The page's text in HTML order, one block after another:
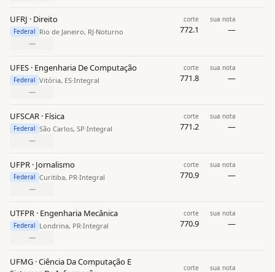
UFRJ · Direito
Federal Rio de Janeiro, RJ·Noturno
corte
772.1
sua nota
—
—
UFES · Engenharia De Computação
Federal Vitória, ES·Integral
corte
771.8
sua nota
—
—
UFSCAR · Física
Federal São Carlos, SP·Integral
corte
771.2
sua nota
—
—
UFPR · Jornalismo
Federal Curitiba, PR·Integral
corte
770.9
sua nota
—
—
UTFPR · Engenharia Mecânica
Federal Londrina, PR·Integral
corte
770.9
sua nota
—
—
UFMG · Ciência Da Computação E
corte sua nota